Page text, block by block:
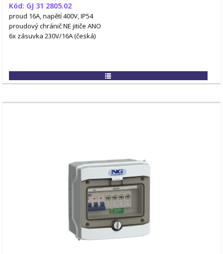
Kód: GJ 31 2805.02
proud 16A, napětí 400V, IP54
proudový chránič NE jitiče ANO
6x zásuvka 230V/16A (česká)